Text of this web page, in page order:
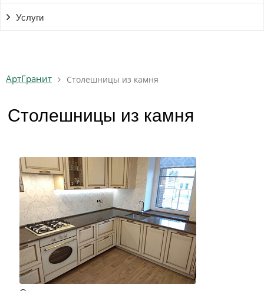
Услуги
АртГранит Столешницы из камня
Столешницы из камня